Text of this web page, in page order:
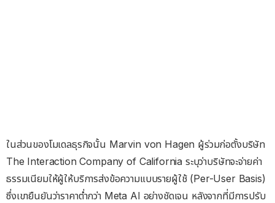
ในส่วนของโมเดลธุรกิจนั้น Marvin von Hagen ผู้ร่วมก่อตั้งบริษัท
The Interaction Company of California ระบุว่าบริษัทจะจ่ายค่า
ธรรมเนียมให้ผู้ให้บริการส่งข้อความแบบรายผู้ใช้ (Per-User Basis)
ซึ่งเขายืนยันว่าราคาต่ำกว่า Meta AI อย่างชัดเจน หลังจากที่มีการปรับ